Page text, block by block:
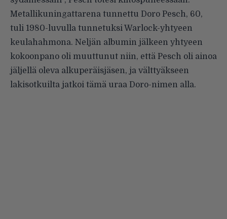
Metallikuningattarena tunnettu Doro Pesch, 60,
tuli 1980-luvulla tunnetuksi Warlock-yhtyeen
keulahahmona. Neljän albumin jälkeen yhtyeen
kokoonpano oli muuttunut niin, että Pesch oli ainoa
jäljellä oleva alkuperäisjäsen, ja välttyäkseen
lakisotkuilta jatkoi tämä uraa Doro-nimen alla.